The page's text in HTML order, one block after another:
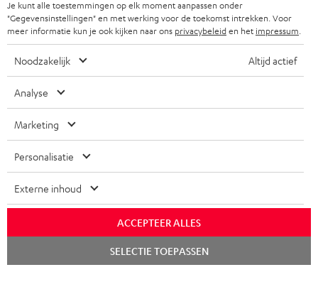
COMPLETE SETS
SPEAKERS
ULTIMA
IN-EAR
FANSHOP
NIEUWKOMERS
NEWSLETTER
STORES
TEUFEL VOORDELEN
TEUFEL STORY
MANAGEMENT
DUURZAAMHEID
NORMEN EN WAARDES
BELGIË
POLEN
SPANJE
USA
accessoires zijn niet bij de levering inbegrepen. Eventuele
©2026 Lautsprecher Teufel GmbH - All rights reserved.
Disclaimer Algemene voorwaarden
Privacybeleid
EU Data Act hier de overeenkomst herroepen
Je kunt alle toestemmingen op elk moment aanpassen onder
"Gegevensinstellingen" en met werking voor de toekomst intrekken. Voor
meer informatie kun je ook kijken naar ons privacybeleiden het impressum
Noodzakelijk Altijd actief
Analyse
Marketing
Personalisatie
Externe inhoud
ACCEPTEER ALLES
SELECTIE TOEPASSEN